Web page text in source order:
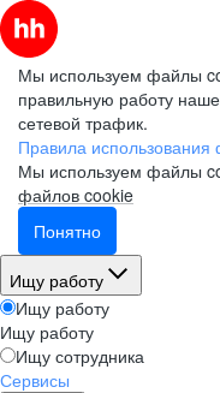
Мы используем файлы
правильную работу
сетевой трафик.
Правила
Мы используем файлы
файлов cookie
Понятно
Ищу работу
Ищу работу
Ищу работу
Ищу сотрудника
Сервисы